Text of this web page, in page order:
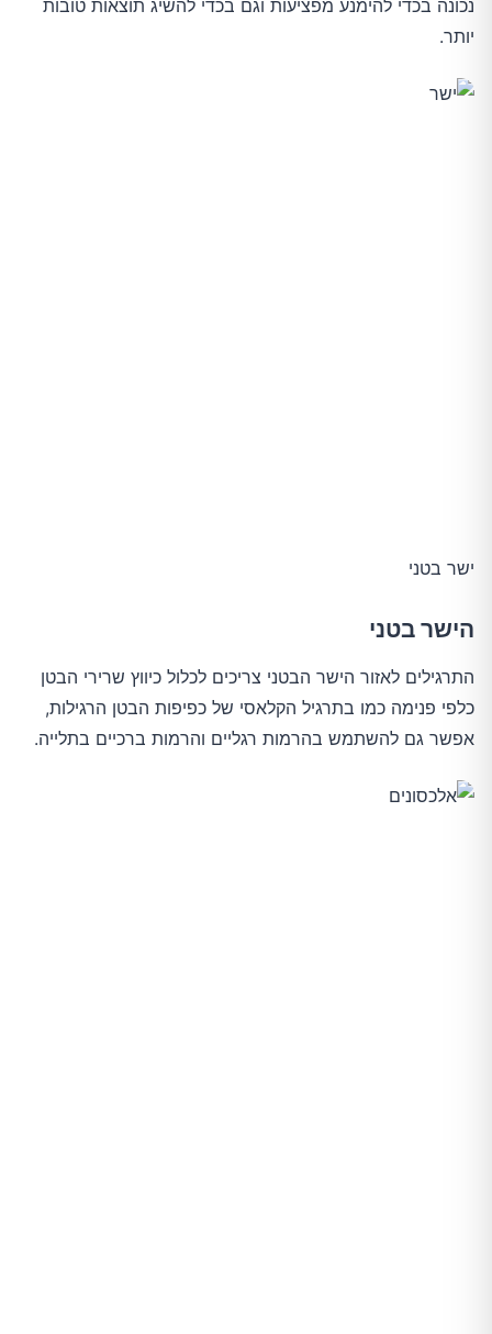
נכונה בכדי להימנע מפציעות וגם בכדי להשיג תוצאות טובות
יותר.
ישר בטני
הישר בטני
התרגילים לאזור הישר הבטני צריכים לכלול כיווץ שרירי הבטן
כלפי פנימה כמו בתרגיל הקלאסי של כפיפות הבטן הרגילות,
אפשר גם להשתמש בהרמות רגליים והרמות ברכיים בתלייה.